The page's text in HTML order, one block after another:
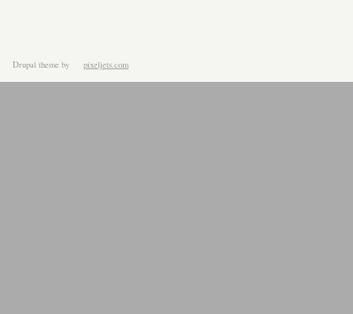
Drupal theme by pixeljets.com